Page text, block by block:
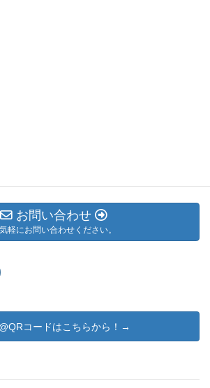
お問い合わせ
軽にお問い合わせください。
コードはこちらから！→